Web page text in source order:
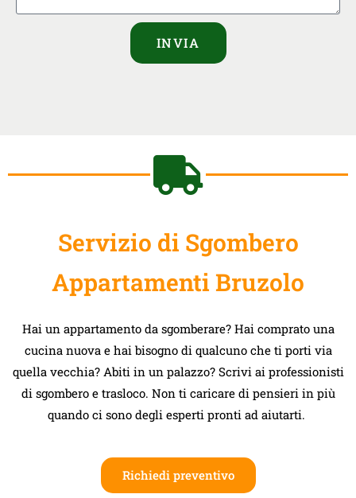
INVIA
Servizio di Sgombero
Appartamenti Bruzolo
Hai un appartamento da sgomberare? Hai comprato una
cucina nuova e hai bisogno di qualcuno che ti porti via
quella vecchia? Abiti in un palazzo? Scrivi ai professionisti
di sgombero e trasloco. Non ti caricare di pensieri in più
quando ci sono degli esperti pronti ad aiutarti.
Richiedi preventivo